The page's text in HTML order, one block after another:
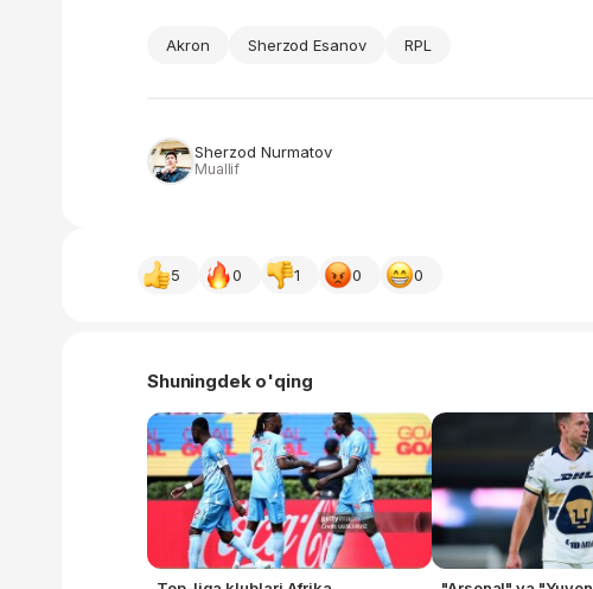
Akron Sherzod Esanov RPL
Sherzod Nurmatov
Muallif
5 0 1 0 0
Shuningdek o'qing